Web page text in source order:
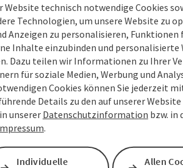
Website technisch notwendige Cookies
Technologien, um unsere Website zu
Anzeigen zu personalisieren, Funktionen
Inhalte einzubinden und personalisierte
Dazu teilen wir Informationen zu Ihrer
für soziale Medien, Werbung und
Cookies können Sie jederzeit
Details zu den auf unserer Website
unserer Datenschutzinformation bzw. in
.
Individuelle
Allen